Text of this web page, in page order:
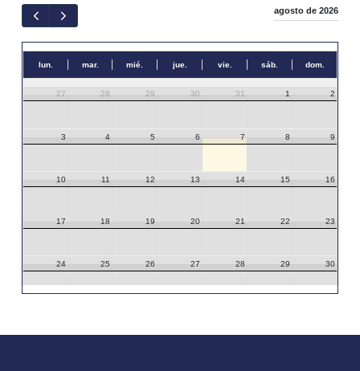
agosto de 2026
lun. mar. mié. jue. vie. sáb. dom.
27 28 29 30 31 1 2
3 4 5 6 7 8 9
10 11 12 13 14 15 16
17 18 19 20 21 22 23
24 25 26 27 28 29 30